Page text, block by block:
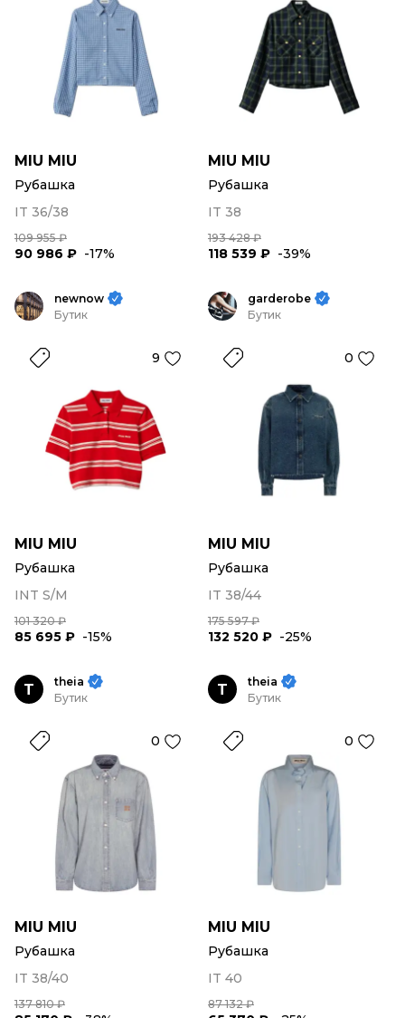
MIU MIU
Рубашка
IT 36/38
109 955 ₽
90 986 ₽ -17%
MIU MIU
Рубашка
IT 38
193 428 ₽
118 539 ₽ -39%
newnow
Бутик
9
MIU MIU
Рубашка
INT S/M
101 320 ₽
85 695 ₽ -15%
garderobe
Бутик
0
MIU MIU
Рубашка
IT 38/44
175 597 ₽
132 520 ₽ -25%
T
theia
Бутик
0
MIU MIU
Рубашка
IT 38/40
137 810 ₽
T
theia
Бутик
0
MIU MIU
Рубашка
IT 40
87 132 ₽